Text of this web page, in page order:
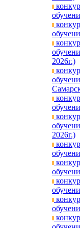
2026г.)
2026г.)